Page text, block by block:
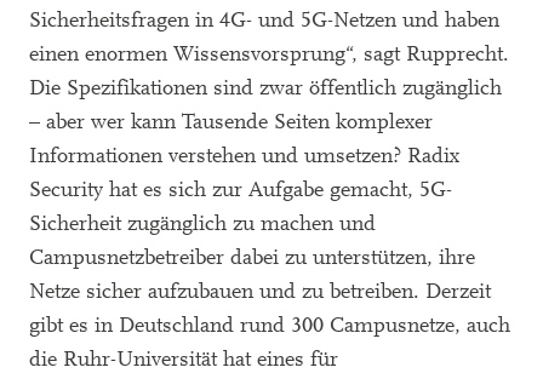
Sicherheitsfragen in 4G- und 5G-Netzen und haben
einen enormen Wissensvorsprung“, sagt Rupprecht.
Die Spezifikationen sind zwar öffentlich zugänglich
– aber wer kann Tausende Seiten komplexer
Informationen verstehen und umsetzen? Radix
Security hat es sich zur Aufgabe gemacht, 5G-
Sicherheit zugänglich zu machen und
Campusnetzbetreiber dabei zu unterstützen, ihre
Netze sicher aufzubauen und zu betreiben. Derzeit
gibt es in Deutschland rund 300 Campusnetze, auch
die Ruhr-Universität hat eines für